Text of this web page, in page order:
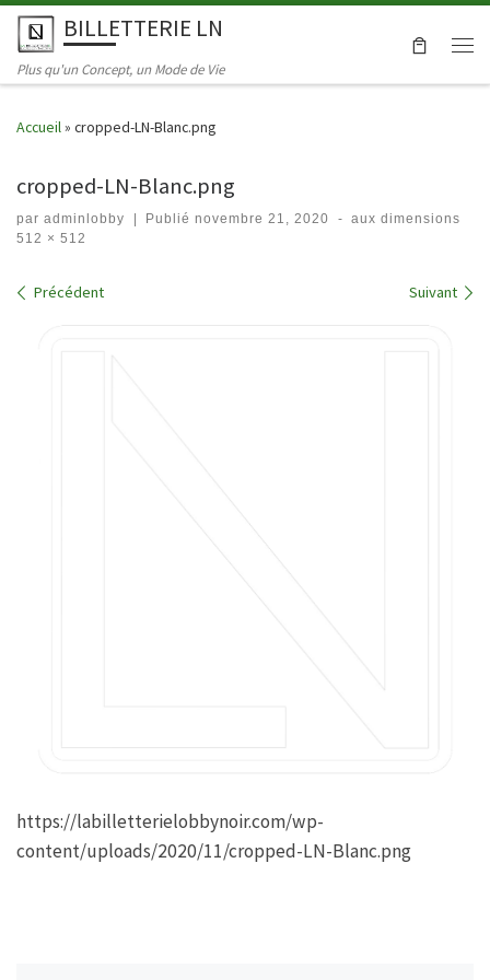
Skip to content
BILLETTERIE LN
Plus qu'un Concept, un Mode de Vie
Accueil » cropped-LN-Blanc.png
cropped-LN-Blanc.png
par adminlobby Publiénovembre 21, 2020 - aux dimensions
512 × 512
Navigation dans les images
Précédent Suivant
https://labilletterielobbynoir.com/wp-
content/uploads/2020/11/cropped-LN-Blanc.png